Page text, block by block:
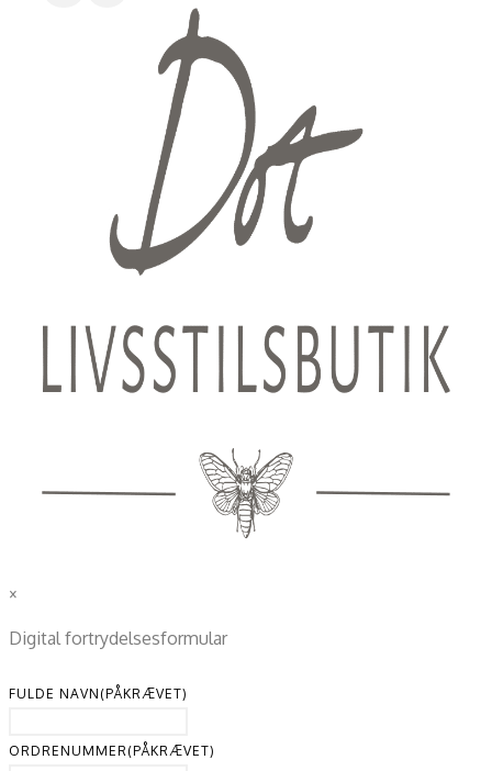
×
Digital fortrydelsesformular
FULDE NAVN (PÅKRÆVET)
ORDRENUMMER (PÅKRÆVET)